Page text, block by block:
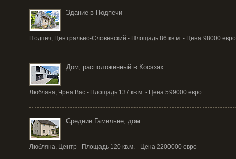
Здание в Подпечи
Подпеч, Центрально-Словенский - Площадь 86 кв.м. - Цена 98000 евро
Дом, расположенный в Косэзах
Любляна, Чрна Вас - Площадь 137 кв.м. - Цена 599000 евро
Средние Гамельне, дом
Любляна, Центр - Площадь 120 кв.м. - Цена 2200000 евро